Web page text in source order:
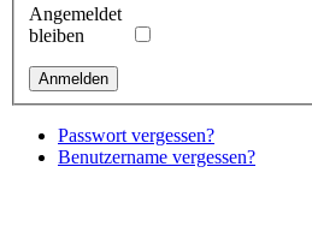
Angemeldet
bleiben
Passwort vergessen?
Benutzername vergessen?